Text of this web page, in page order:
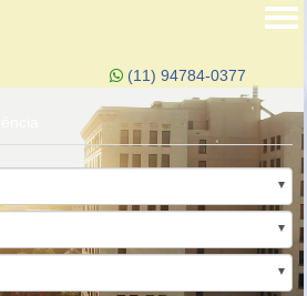
(11) 94784-0377